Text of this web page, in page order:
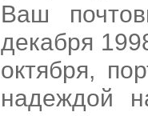
Ваш
декабря
октября,
надеждой